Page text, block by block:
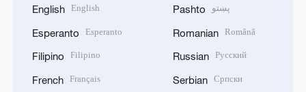
English English
Esperanto Esperanto
Filipino Filipino
French Français
Pashto پښتو
Romanian Română
Russian Русский
Serbian Српски